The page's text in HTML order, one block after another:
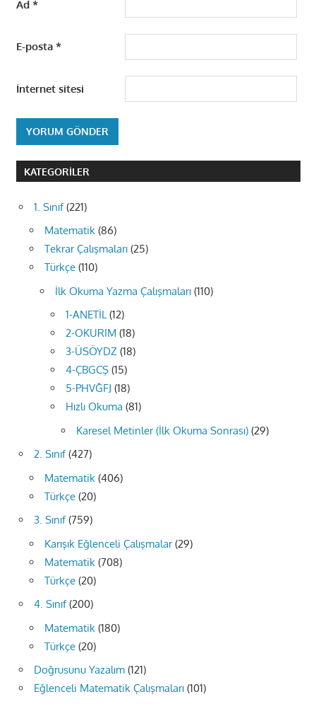
Ad *
E-posta *
İnternet sitesi
KATEGORILER
1. Sınıf(221)
Matematik (86)
Tekrar Çalışmaları (25)
Türkçe (110)
İlk Okuma Yazma Çalışmaları (110)
1-ANETİL(12)
2-OKURIM (18)
3-ÜSÖYDZ (18)
4-ÇBGCŞ (15)
5-PHVĞFJ (18)
Hızlı Okuma (81)
Karesel Metinler (İlk Okuma Sonrası) (29)
2. Sınıf(427)
Matematik (406)
Türkçe (20)
3. Sınıf(759)
Karışık Eğlenceli Çalışmalar(29)
Matematik (708)
Türkçe (20)
4. Sınıf(200)
Matematik (180)
Türkçe (20)
Doğrusunu Yazalım (121)
Eğlenceli Matematik Çalışmaları (101)